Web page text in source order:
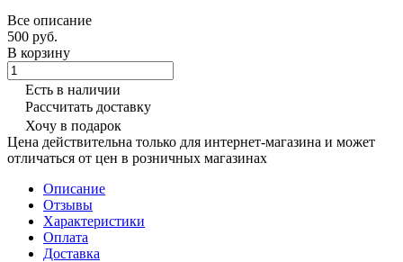
Все описание
500 руб.
В корзину
Есть в наличии
Рассчитать доставку
Хочу в подарок
Цена действительна только для интернет-магазина и может
отличаться от цен в розничных магазинах
Описание
Отзывы
Характеристики
Оплата
Доставка